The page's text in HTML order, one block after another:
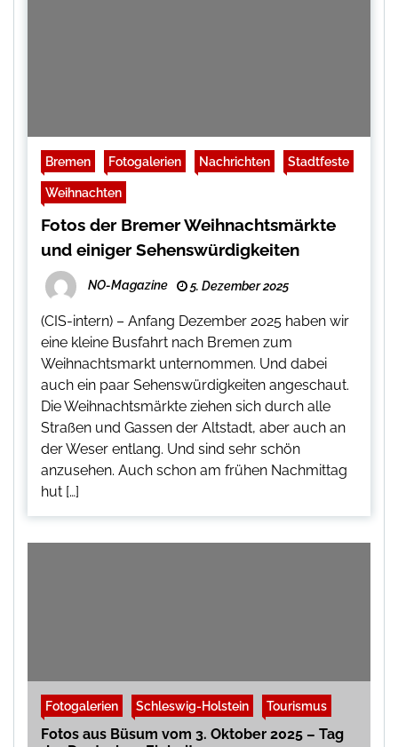
Bremen Fotogalerien Nachrichten Stadtfeste
Weihnachten
Fotos der Bremer Weihnachtsmärkte
und einiger Sehenswürdigkeiten
NO-Magazine 5. Dezember 2025
(CIS-intern) – Anfang Dezember 2025 haben wir
eine kleine Busfahrt nach Bremen zum
Weihnachtsmarkt unternommen. Und dabei
auch ein paar Sehenswürdigkeiten angeschaut.
Die Weihnachtsmärkte ziehen sich durch alle
Straßen und Gassen der Altstadt, aber auch an
der Weser entlang. Und sind sehr schön
anzusehen. Auch schon am frühen Nachmittag
hut […]
Fotogalerien Schleswig-Holstein Tourismus
Fotos aus Büsum vom 3. Oktober 2025 – Tag